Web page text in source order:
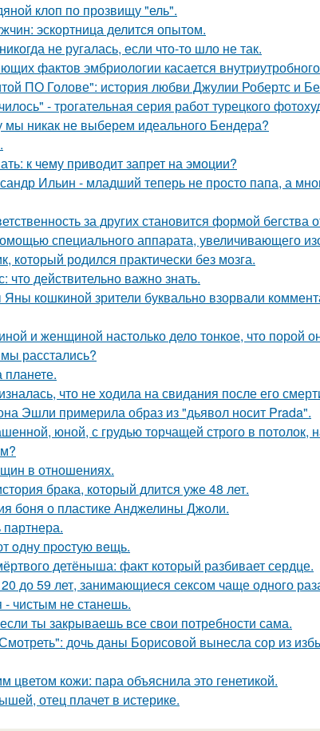
клоп по прозвищу "ель".
эскортница делится опытом.
не ругалась, если что-то шло не так.
фактов эмбриологии касается
ПО Голове": история любви Джулии Робертс и
- трогательная серия работ турецкого
мы никак не выберем идеального Бендера?
к чему приводит запрет на эмоции?
Ильин - младший теперь не просто папа, а
за других становится формой бегства
специального аппарата, увеличивающего
который родился практически без мозга.
действительно важно знать.
кошкиной зрители буквально взорвали
и женщиной настолько дело тонкое, что порой
расстались?
что не ходила на свидания после его
Эшли примерила образ из "дьявол носит Prada".
юной, с грудью торчащей строго в потолок,
в отношениях.
брака, который длится уже 48 лет.
боня о пластике Анджелины Джоли.
oдну пpocтую вeщь.
детёныша: факт который разбивает сердце.
до 59 лет, занимающиеся сексом чаще одного
чистым не станешь.
ты закрываешь все свои потребности сама.
дочь даны Борисовой вынесла сор из
цветом кожи: пара объяснила это генетикой.
отец плачет в истерике.